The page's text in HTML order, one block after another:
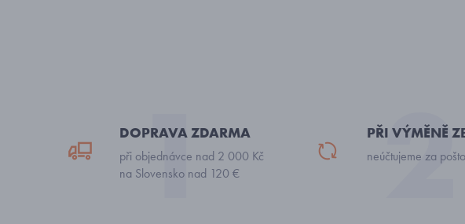
DOPRAVA ZDARMA
při objednávce nad 2 000 Kč
na Slovensko nad 120 €
PŘI VÝMĚNĚ
neúčtujeme za